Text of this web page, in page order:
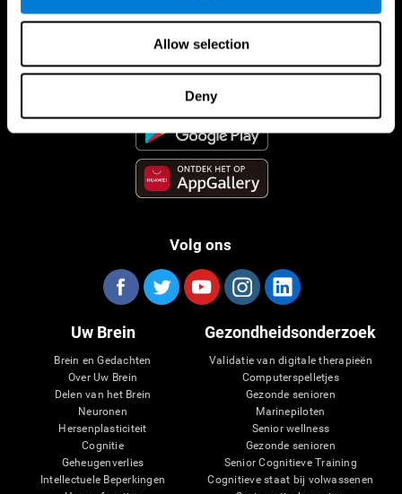
Allow selection
Deny
CogniFit App
Volg ons
Uw Brein
Brein en Gedachten
Over Uw Brein
Delen van het Brein
Neuronen
Hersenplasticiteit
Cognitie
Geheugenverlies
Intellectuele Beperkingen
Gezondheidsonderzoek
Validatie van digitale therapieën
Computerspelletjes
Gezonde senioren
Marinepiloten
Senior wellness
Gezonde senioren
Senior Cognitieve Training
Cognitieve staat bij volwassenen